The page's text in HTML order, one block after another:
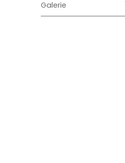
Galerie